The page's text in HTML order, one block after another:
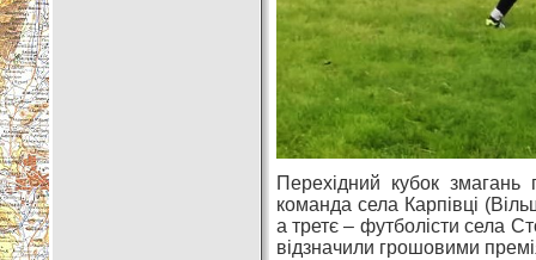
Перехідний кубок
команда села Карпівці
а третє – футболісти села
відзначили грошовими